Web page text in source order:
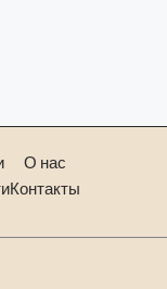
О нас
Контакты